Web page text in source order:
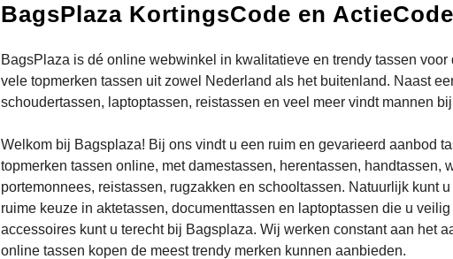
BagsPlaza KortingsCode en
BagsPlaza is dé online webwinkel in kwalitatieve en trendy tassen
vele topmerken tassen uit zowel Nederland als het buitenland. Naast
schoudertassen, laptoptassen, reistassen en veel meer vindt mannen
Welkom bij Bagsplaza! Bij ons vindt u een ruim en gevarieerd aanbod
topmerken tassen online, met damestassen, herentassen, handtassen,
portemonnees, reistassen, rugzakken en schooltassen. Natuurlijk kunt
ruime keuze in aktetassen, documenttassen en laptoptassen die u
accessoires kunt u terecht bij Bagsplaza. Wij werken constant aan het
online tassen kopen de meest trendy merken kunnen aanbieden.